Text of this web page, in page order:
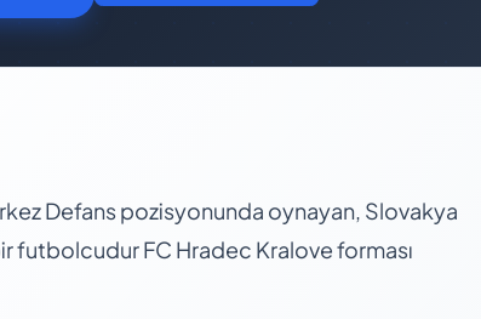
Defans pozisyonunda oynayan, Slovakya
futbolcudur FC Hradec Kralove forması